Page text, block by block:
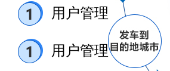
用户管理
用户管理